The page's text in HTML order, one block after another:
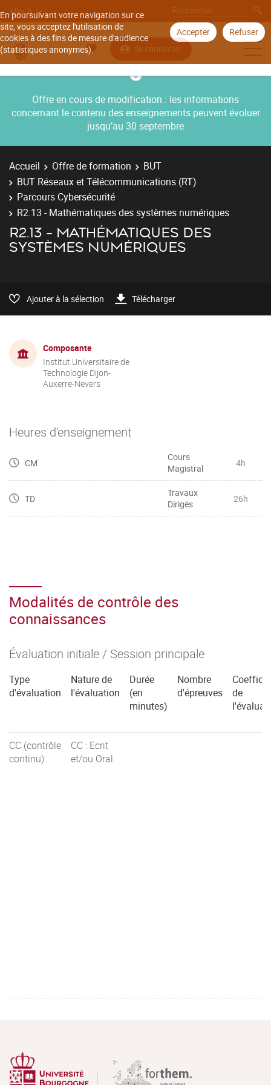
En poursuivant votre navigation sur ce
site, vous acceptez l'utilisation de
cookies à des fins de mesure d'audience
(statistiques anonymes).
Accepter Refuser
Aller à
Se connecter
Offre en cours de modification : les informations
concernant le contenu des enseignements peuvent évoluer
jusqu’au 30 septembre
Accueil Offre de formation
BUT
BUT Réseaux et Télécommunications (RT)
Parcours Cybersécurité
R2.13 - Mathématiques des systèmes numériques
R2.13 - MATHÉMATIQUES DES
SYSTÈMES NUMÉRIQUES
Ajouter à la sélection Télécharger
Composante
Institut Universitaire de
Technologie Dijon-
Auxerre-Nevers
Heures d'enseignement
CM
Cours
Magistral
4h
TD
Travaux
Dirigés
26h
Modalités de contrôle des
connaissances
Évaluation initiale / Session principale
Type
d'évaluation
Nature de
l'évaluation
Durée
(en
minutes)
Nombre
d'épreuves
de
CC (contrôle
continu)
CC : Ecrit
et/ou Oral